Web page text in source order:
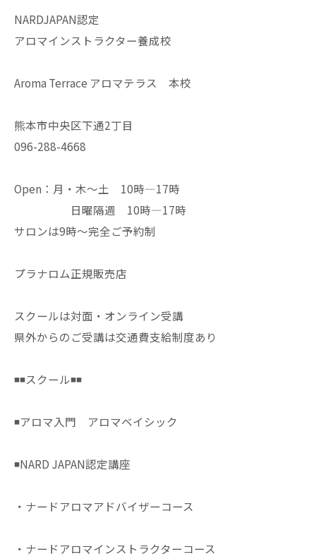
NARDJAPAN認定
アロマインストラクター養成校
Aroma Terrace アロマテラス 本校
熊本市中央区下通2丁目
096-288-4668
Open：月・木〜土 10時—17時
日曜隔週 10時—17時
サロンは9時〜完全ご予約制
プラナロム正規販売店
スクールは対面・オンライン受講
県外からのご受講は交通費支給制度あり
◾️◾️スクール◾️◾️
◾️アロマ入門 アロマベイシック
◾️NARD JAPAN認定講座
・ナードアロマアドバイザーコース
・ナードアロマインストラクターコース